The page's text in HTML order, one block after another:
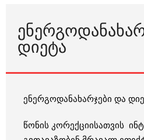
ᲓᲘᲔᲢᲐ
ენერგოდანახარჯები და
წონის კორექციისათვის